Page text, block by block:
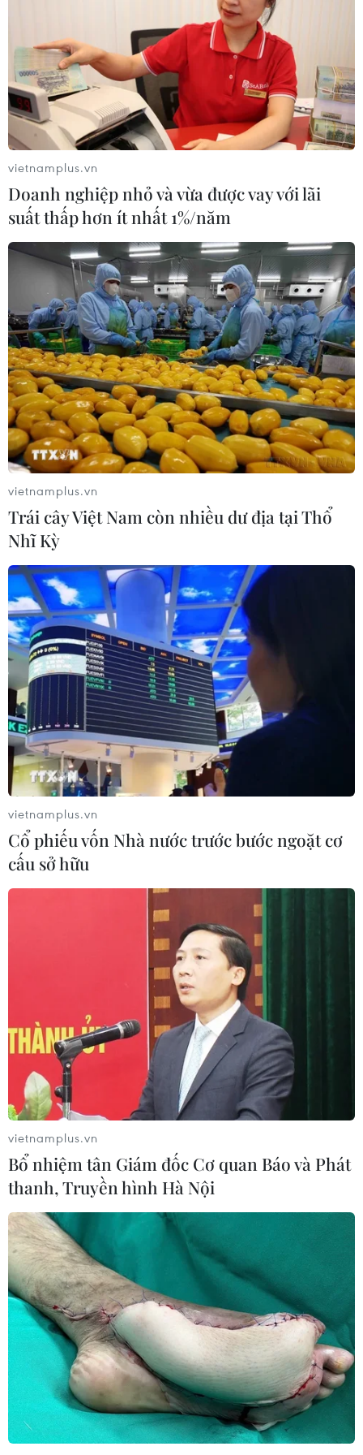
vietnamplus.vn
Doanh nghiệp nhỏ và vừa được vay với lãi
suất thấp hơn ít nhất 1%/năm
vietnamplus.vn
Trái cây Việt Nam còn nhiều dư địa tại Thổ
Nhĩ Kỳ
vietnamplus.vn
Cổ phiếu vốn Nhà nước trước bước ngoặt cơ
cấu sở hữu
vietnamplus.vn
Bổ nhiệm tân Giám đốc Cơ quan Báo và Phát
thanh, Truyền hình Hà Nội